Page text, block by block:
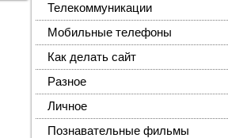
Телекоммуникации
Мобильные телефоны
Как делать сайт
Разное
Личное
Познавательные фильмы